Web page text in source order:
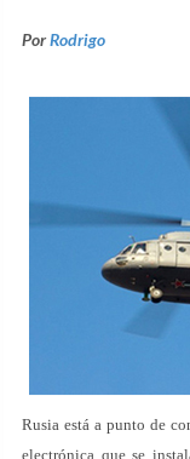
PorRodrigo
Rusia está a punto de
electrónica que se